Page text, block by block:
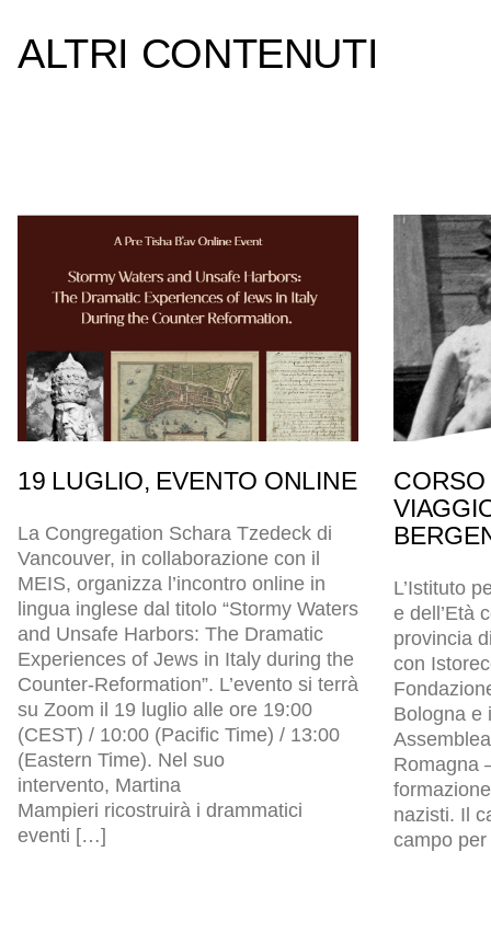
ALTRI CONTENUTI
19 LUGLIO, EVENTO ONLINE
La Congregation Schara Tzedeck di
Vancouver, in collaborazione con il
MEIS, organizza l’incontro online in
lingua inglese dal titolo “Stormy Waters
and Unsafe Harbors: The Dramatic
Experiences of Jews in Italy during the
Counter-Reformation”. L’evento si terrà
su Zoom il 19 luglio alle ore 19:00
(CEST) / 10:00 (Pacific Time) / 13:00
(Eastern Time). Nel suo
intervento, Martina
Mampieri ricostruirà i drammatici
eventi […]
L’Istituto
e dell’Età
provincia
con
Bologna e
Romagna
nazisti. Il
campo